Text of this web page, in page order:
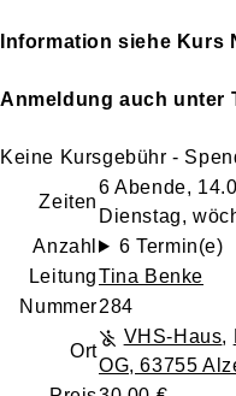
Information siehe Kurs
Anmeldung auch unter
Keine Kursgebühr -
Zeiten
6 Abende,
Dienstag,
Anzahl
6 Termin(e)
LeitungTina Benke
Nummer284
Ort
VHS-Haus,
OG, 63755